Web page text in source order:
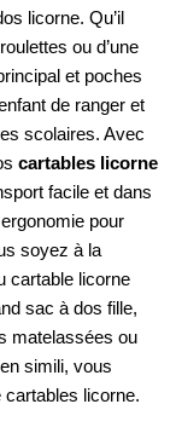
licorne. Qu’il
ou d’une
et poches
de ranger et
scolaires. Avec
cartables licorne
facile et dans
pour
soyez à la
cartable licorne
sac à dos fille,
matelassées ou
simili, vous
licorne.